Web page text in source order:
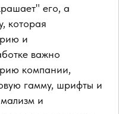
в
—
ведь
с